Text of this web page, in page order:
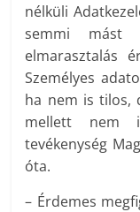
nélküli
semmi mást
elmarasztalás
Személyes
ha nem is tilos,
mellett nem
tevékenység
óta.
– Érdemes